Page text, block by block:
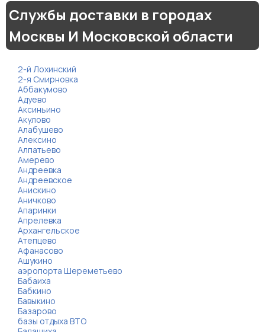
Службы доставки в городах
Москвы И Московской области
2-й Лохинский
2-я Смирновка
Аббакумово
Адуево
Аксиньино
Акулово
Алабушево
Алексино
Алпатьево
Амерево
Андреевка
Андреевское
Анискино
Аничково
Апаринки
Апрелевка
Архангельское
Атепцево
Афанасово
Ашукино
аэропорта Шереметьево
Бабаиха
Бабкино
Бавыкино
Базарово
базы отдыха ВТО